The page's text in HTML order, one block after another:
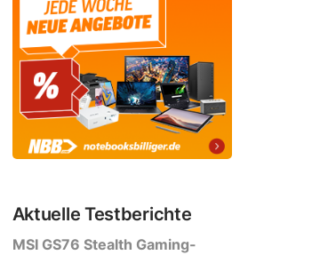
Aktuelle Testberichte
MSI GS76 Stealth Gaming-